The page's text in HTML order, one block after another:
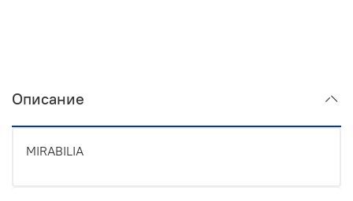
Описание
MIRABILIA